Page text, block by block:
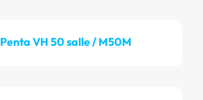
Penta VH 50 salle / M50M